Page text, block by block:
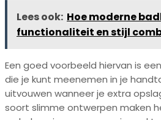
Lees ook: Hoe moderne
functionaliteit en stijl
Een goed voorbeeld hiervan is
die je kunt meenemen in je
uitvouwen wanneer je extra
soort slimme ontwerpen maken